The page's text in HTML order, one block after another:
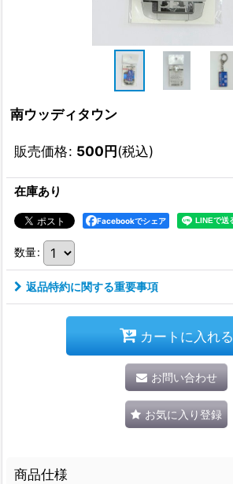
南ウッディタウン
販売価格: 500円(税込)
在庫あり
Facebookでシェア
数量:
返品特約に関する重要事項
カートに入れる
お問い合わせ
お気に入り登録
商品仕様